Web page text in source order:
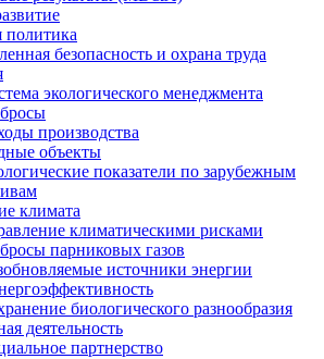
политика
безопасность и охрана труда
экологического менеджмента
производства
объекты
показатели по зарубежным
климата
климатическими рисками
парниковых газов
источники энергии
биологического разнообразия
деятельность
партнерство